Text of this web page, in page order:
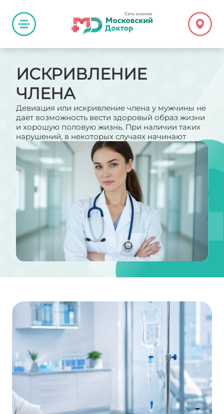
ИСКРИВЛЕНИЕ
ЧЛЕНА
Девиация или искривление члена у мужчины не
дает возможность вести здоровый образ жизни
и хорошую половую жизнь. При наличии таких
нарушений, в некоторых случаях начинают